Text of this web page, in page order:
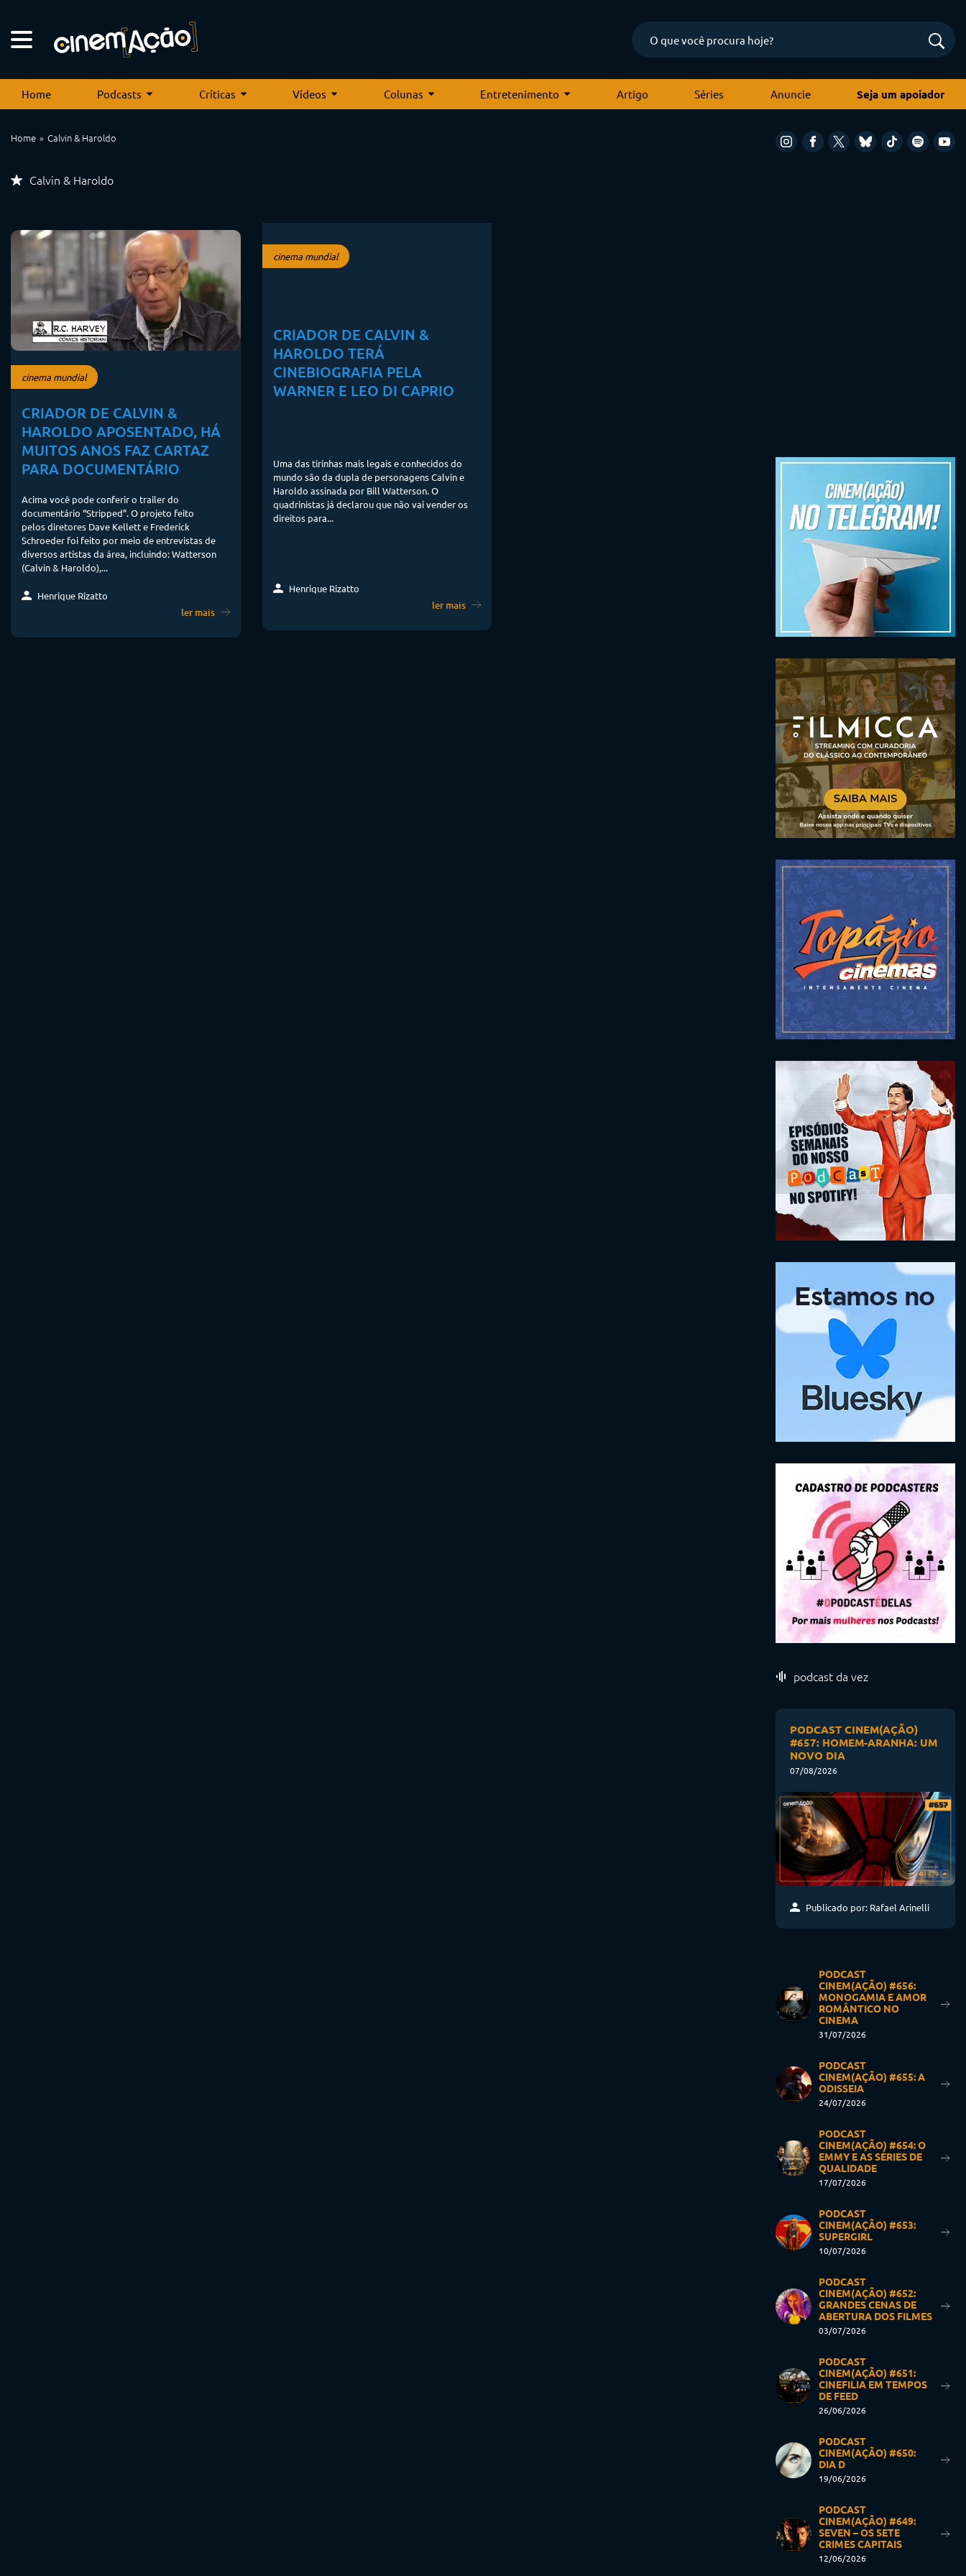
Home Podcasts Críticas Vídeos Colunas Entretenimento Artigo Séries Anuncie Seja um apoiador
Home Calvin & Haroldo
Calvin & Haroldo
cinema mundial
CRIADOR DE CALVIN &
HAROLDO APOSENTADO, HÁ
MUITOS ANOS FAZ CARTAZ
PARA DOCUMENTÁRIO
Acima você pode conferir o trailer do
documentário “Stripped”. O projeto feito
pelos diretores Dave Kellett e Frederick
Schroeder foi feito por meio de entrevistas de
diversos artistas da área, incluindo: Watterson
(Calvin & Haroldo),...
Henrique Rizatto
ler mais
cinema mundial
CRIADOR DE CALVIN &
HAROLDO TERÁ
CINEBIOGRAFIA PELA
WARNER E LEO DI CAPRIO
Uma das tirinhas mais legais e conhecidos do
mundo são da dupla de personagens Calvin e
Haroldo assinada por Bill Watterson. O
quadrinistas já declarou que não vai vender os
direitos para...
Henrique Rizatto
ler mais
podcast da vez
PODCAST CINEM(AÇÃO)
#657: HOMEM-ARANHA: UM
NOVO DIA
07/08/2026
Publicado por: Rafael Arinelli
PODCAST
CINEM(AÇÃO) #656:
MONOGAMIA E AMOR
ROMÂNTICO NO
CINEMA
31/07/2026
PODCAST
CINEM(AÇÃO) #655: A
ODISSEIA
24/07/2026
PODCAST
CINEM(AÇÃO) #654: O
EMMY E AS SÉRIES DE
QUALIDADE
17/07/2026
PODCAST
CINEM(AÇÃO) #653:
SUPERGIRL
10/07/2026
PODCAST
CINEM(AÇÃO) #652:
GRANDES CENAS DE
ABERTURA DOS FILMES
03/07/2026
PODCAST
CINEM(AÇÃO) #651:
CINEFILIA EM TEMPOS
DE FEED
26/06/2026
PODCAST
CINEM(AÇÃO) #650:
DIA D
19/06/2026
PODCAST
CINEM(AÇÃO) #649:
SEVEN – OS SETE
CRIMES CAPITAIS
12/06/2026